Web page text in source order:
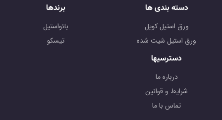
دسته بندی ها
ورق استیل کویل
ورق استیل شیت شده
برندها
بائواستیل
تیسکو
دسترسیها
درباره ما
شرایط و قوانین
تماس با ما